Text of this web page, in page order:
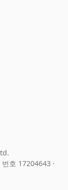
번호 17204643 ·